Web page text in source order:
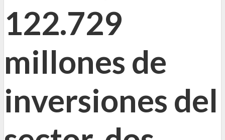
122.729
millones de
inversiones del